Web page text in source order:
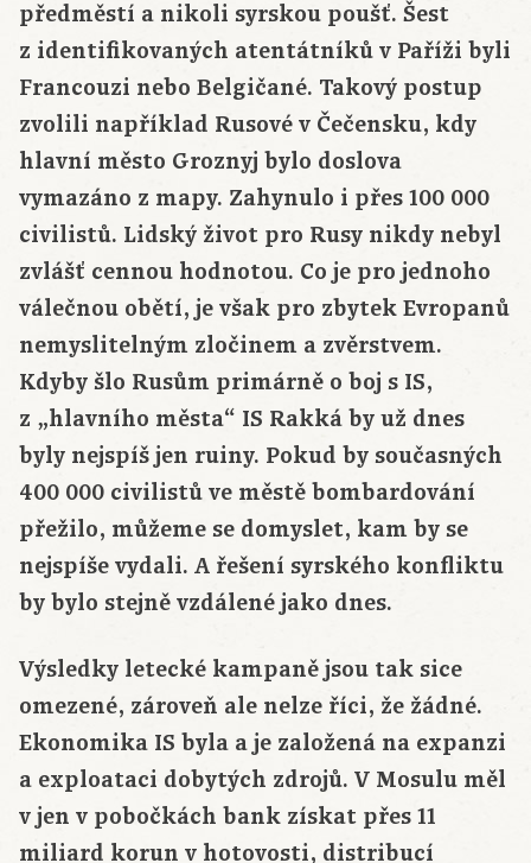
předměstí a nikoli syrskou poušť. Šest
z identifikovaných atentátníků v Paříži byli
Francouzi nebo Belgičané. Takový postup
zvolili například Rusové v Čečensku, kdy
hlavní město Groznyj bylo doslova
vymazáno z mapy. Zahynulo i přes 100 000
civilistů. Lidský život pro Rusy nikdy nebyl
zvlášť cennou hodnotou. Co je pro jednoho
válečnou obětí, je však pro zbytek Evropanů
nemyslitelným zločinem a zvěrstvem.
Kdyby šlo Rusům primárně o boj s IS,
z „hlavního města“ IS Rakká by už dnes
byly nejspíš jen ruiny. Pokud by současných
400 000 civilistů ve městě bombardování
přežilo, můžeme se domyslet, kam by se
nejspíše vydali. A řešení syrského konfliktu
by bylo stejně vzdálené jako dnes.
Výsledky letecké kampaně jsou tak sice
omezené, zároveň ale nelze říci, že žádné.
Ekonomika IS byla a je založená na expanzi
a exploataci dobytých zdrojů. V Mosulu měl
v jen v pobočkách bank získat přes 11
miliard korun v hotovosti, distribucí